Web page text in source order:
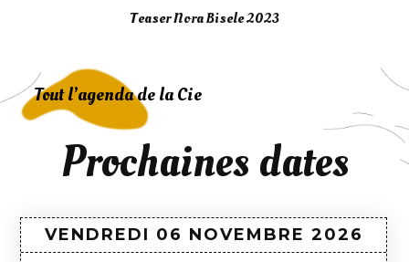
Teaser Nora Bisele 2023
Tout l’agenda de la Cie
Prochaines dates
VENDREDI 06 NOVEMBRE 2026